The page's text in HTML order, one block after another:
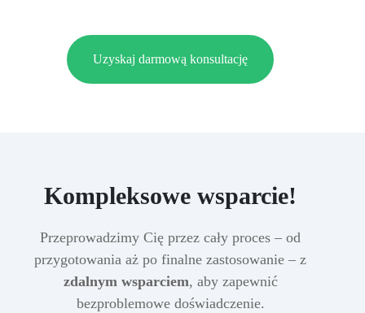
Uzyskaj darmową konsultację
Kompleksowe wsparcie!
Przeprowadzimy Cię przez cały proces – od
przygotowania aż po finalne zastosowanie – z
zdalnym wsparciem, aby zapewnić
bezproblemowe doświadczenie.